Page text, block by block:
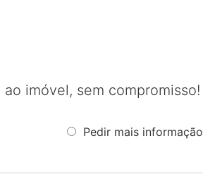
imóvel, sem compromisso!
Pedir mais informação